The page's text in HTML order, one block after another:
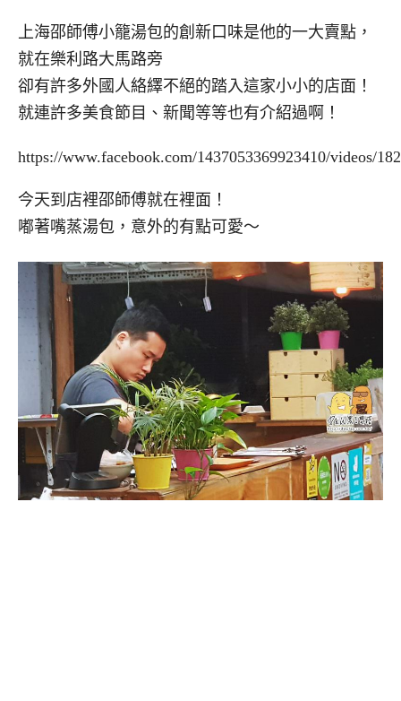
上海邵師傅小籠湯包的創新口味是他的一大賣點，
就在樂利路大馬路旁
卻有許多外國人絡繹不絕的踏入這家小小的店面！
就連許多美食節目、新聞等等也有介紹過啊！
https://www.facebook.com/1437053369923410/videos/
今天到店裡邵師傅就在裡面！
嘟著嘴蒸湯包，意外的有點可愛～